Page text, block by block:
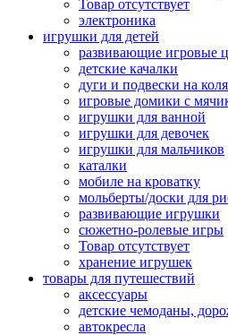
Товар отсутствует
электроника
игрушки для детей
развивающие игровые
детские качалки
дуги и подвески на
игровые домики с
игрушки для ванной
игрушки для девочек
игрушки для мальчиков
каталки
мобиле на кроватку
мольберты/доски для
развивающие игрушки
сюжетно-ролевые игры
Товар отсутствует
хранение игрушек
товары для путешествий
аксессуары
детские чемоданы,
автокресла